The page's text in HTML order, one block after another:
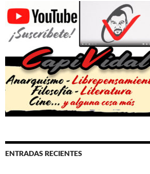
ENTRADAS RECIENTES